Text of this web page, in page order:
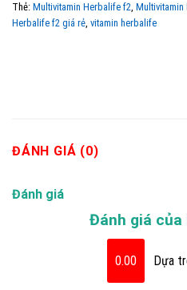
Thẻ: Multivitamin Herbalife f2, Multivitamin
Herbalife f2 giá rẻ, vitamin herbalife
ĐÁNH GIÁ (0)
Đánh giá
Đánh giá của
0.00 Dựa